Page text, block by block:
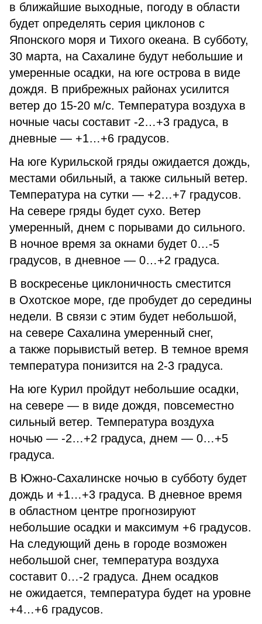
в ближайшие выходные, погоду в области
будет определять серия циклонов с
Японского моря и Тихого океана. В субботу,
30 марта, на Сахалине будут небольшие и
умеренные осадки, на юге острова в виде
дождя. В прибрежных районах усилится
ветер до 15-20 м/с. Температура воздуха в
ночные часы составит -2…+3 градуса, в
дневные — +1…+6 градусов.
На юге Курильской гряды ожидается дождь,
местами обильный, а также сильный ветер.
Температура на сутки — +2…+7 градусов.
На севере гряды будет сухо. Ветер
умеренный, днем с порывами до сильного.
В ночное время за окнами будет 0…-5
градусов, в дневное — 0…+2 градуса.
В воскресенье циклоничность сместится
в Охотское море, где пробудет до середины
недели. В связи с этим будет небольшой,
на севере Сахалина умеренный снег,
а также порывистый ветер. В темное время
температура понизится на 2-3 градуса.
На юге Курил пройдут небольшие осадки,
на севере — в виде дождя, повсеместно
сильный ветер. Температура воздуха
ночью — -2…+2 градуса, днем — 0…+5
градуса.
В Южно-Сахалинске ночью в субботу будет
дождь и +1…+3 градуса. В дневное время
в областном центре прогнозируют
небольшие осадки и максимум +6 градусов.
На следующий день в городе возможен
небольшой снег, температура воздуха
составит 0…-2 градуса. Днем осадков
не ожидается, температура будет на уровне
+4…+6 градусов.